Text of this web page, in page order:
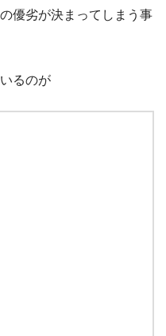
優劣が決まってしまう事
るのが